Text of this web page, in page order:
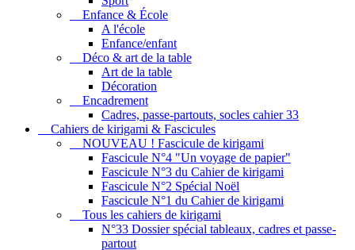
Enfance & École
A l'école
Enfance/enfant
Déco & art de la table
Art de la table
Décoration
Encadrement
Cadres, passe-partouts, socles cahier 33
Cahiers de kirigami & Fascicules
NOUVEAU ! Fascicule de kirigami
Fascicule N°4 "Un voyage de papier"
Fascicule N°3 du Cahier de kirigami
Fascicule N°2 Spécial Noël
Fascicule N°1 du Cahier de kirigami
Tous les cahiers de kirigami
N°33 Dossier spécial tableaux, cadres et passe-
partout